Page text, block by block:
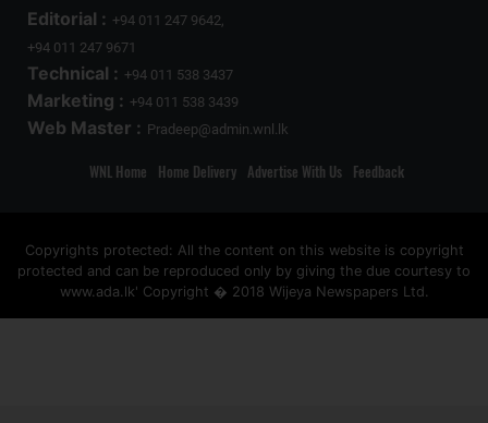
Editorial : +94 011 247 9642,
+94 011 247 9671
Technical : +94 011 538 3437
Marketing : +94 011 538 3439
Web Master : Pradeep@admin.wnl.lk
WNL Home Home Delivery Advertise With Us Feedback
Copyrights protected: All the content on this website is copyright
protected and can be reproduced only by giving the due courtesy to
www.ada.lk' Copyright � 2018 Wijeya Newspapers Ltd.